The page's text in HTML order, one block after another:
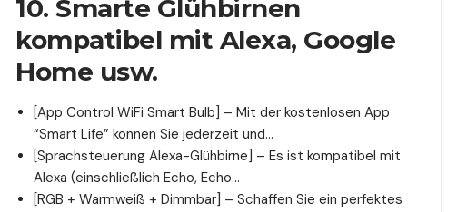
10. Smarte Glühbirnen
kompatibel mit Alexa, Google
Home usw.
[App Control WiFi Smart Bulb] – Mit der kostenlosen App
“Smart Life” können Sie jederzeit und…
[Sprachsteuerung Alexa-Glühbirne] – Es ist kompatibel mit
Alexa (einschließlich Echo, Echo…
[RGB + Warmweiß + Dimmbar] – Schaffen Sie ein perfektes